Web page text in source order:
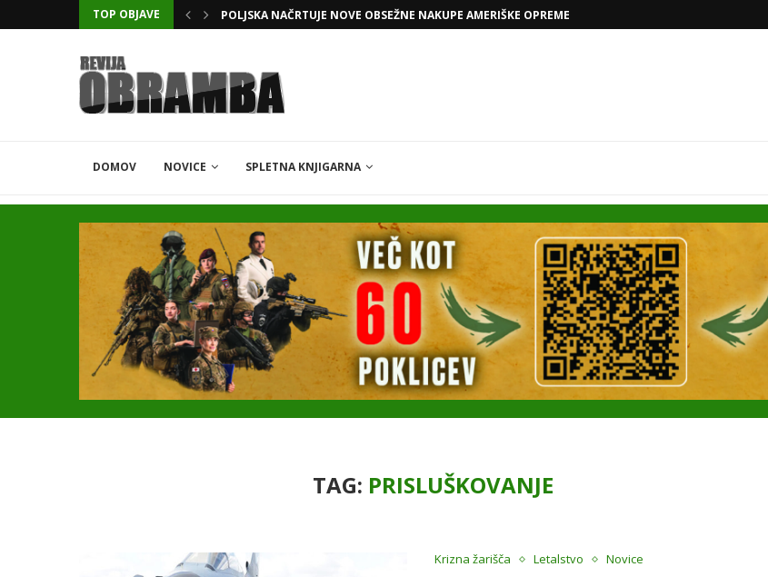
TOP OBJAVE POLJSKA NAČRTUJE NOVE OBSEŽNE NAKUPE AMERIŠKE OPREME
DOMOV NOVICE SPLETNA KNJIGARNA
TAG: PRISLUŠKOVANJE
Krizna žarišča Letalstvo Novice